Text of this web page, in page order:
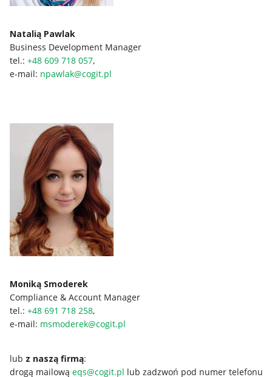
Natalią Pawlak
Business Development Manager
tel.: +48 609 718 057,
e-mail: npawlak@cogit.pl
Moniką Smoderek
Compliance & Account Manager
tel.: +48 691 718 258,
e-mail: msmoderek@cogit.pl
lub z naszą firmą:
drogą mailową eqs@cogit.pl lub zadzwoń pod numer telefonu